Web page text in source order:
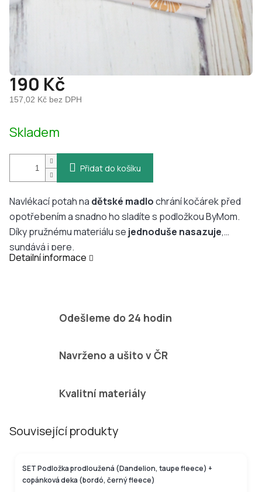
190 Kč
157,02 Kč bez DPH
cena:
Skladem
Přidat do košíku
Navlékací potah na dětské madlochrání kočárek před
opotřebením a snadno ho sladíte s podložkou ByMom.
Díky pružnému materiálu se jednoduše nasazuje,
sundává i pere.
Detailní informace
Odešleme do 24 hodin
Navrženo a ušito v ČR
Kvalitní materiály
Související produkty
SET Podložka prodloužená (Dandelion, taupe fleece) +
copánková deka (bordó, černý fleece)